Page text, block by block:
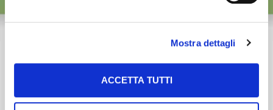
Mostra dettagli
ACCETTA TUTTI